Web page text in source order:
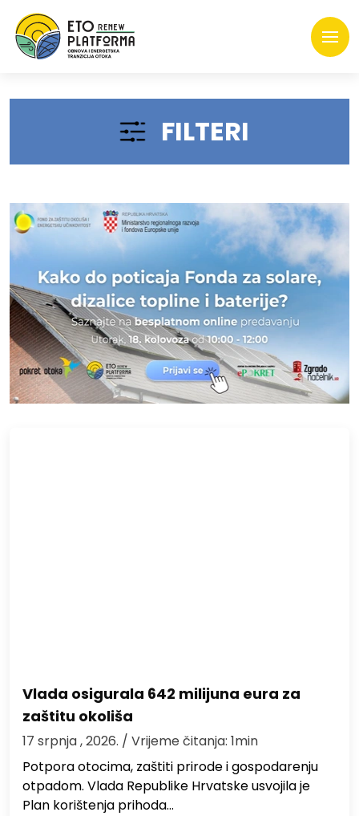
FILTERI
Vlada osigurala 642 milijuna eura za
zaštitu okoliša
17 srpnja , 2026. / Vrijeme čitanja: 1min
Potpora otocima, zaštiti prirode i gospodarenju
otpadom. Vlada Republike Hrvatske usvojila je
Plan korištenja prihoda…